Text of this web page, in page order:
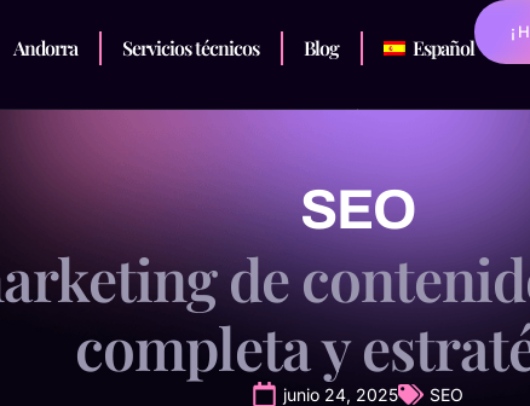
Andorra Servicios técnicos Blog Español
SEO
de
completa y
junio 24, 2025 SEO